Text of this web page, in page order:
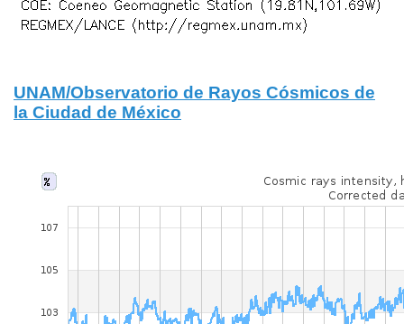
UNAM/Observatorio de Rayos Cósmicos de
la Ciudad de México